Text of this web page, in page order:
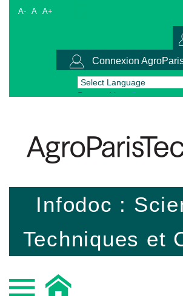
A- A A+
Connexion
Powered by
Infodoc :
Techniques et